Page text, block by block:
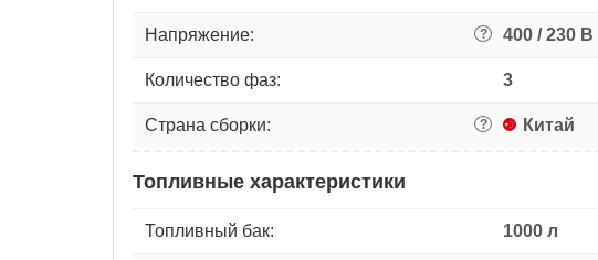
Напряжение: ? 400 / 230 В
Количество фаз: 3
Страна сборки: ? Китай
Топливные характеристики
Топливный бак: 1000 л